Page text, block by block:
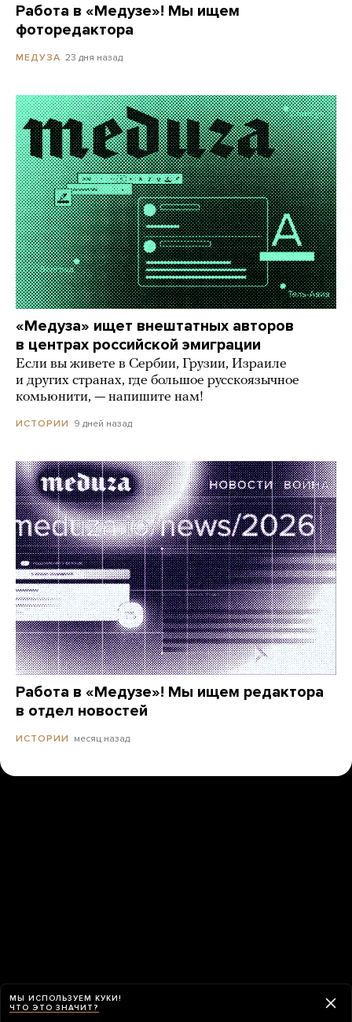
Работа в «Медузе»! Мы ищем
фоторедактора
МЕДУЗА 23 дня назад
«Медуза» ищет внештатных авторов
в центрах российской эмиграции
Если вы живете в Сербии, Грузии, Израиле
и других странах, где большое русскоязычное
комьюнити, — напишите нам!
ИСТОРИИ 9 дней назад
Работа в «Медузе»! Мы ищем редактора
в отдел новостей
ИСТОРИИ месяц назад
МЫ ИСПОЛЬЗУЕМ КУКИ!
ЧТО ЭТО ЗНАЧИТ?